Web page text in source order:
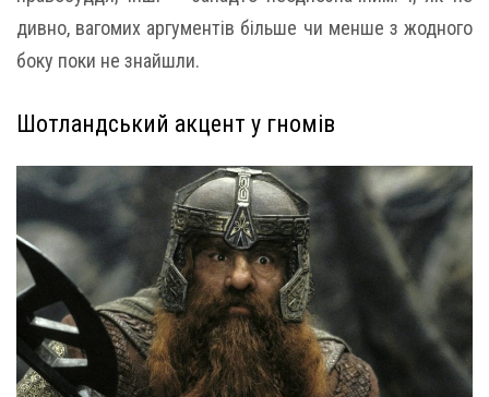
дивно, вагомих аргументів більше чи менше з жодного
боку поки не знайшли.
Шотландський акцент у гномів